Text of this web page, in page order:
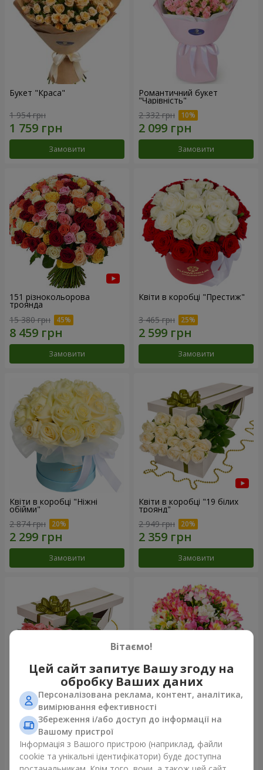
Букет "Краса"
1 954 грн
Замовити
Романтичний букет
"Чарівність"
2 332 грн
Замовити
151 різнокольорова
троянда
15 380 грн
Замовити
Квіти в коробці "Престиж"
3 465 грн
Замовити
Квіти в коробці "Ніжні
обійми"
2 874 грн
Замовити
Квіти в коробці "19 білих
троянд"
2 949 грн
Замовити
Квіти в коробці "15 рожевих
троянд"
2 540 грн
Замовити
Букет "Казка для двох!"
Замовити
Вітаємо!
Цей сайт запитує Вашу згоду на
обробку Ваших даних
Персоналізована реклама, контент, аналітика,
вимірювання ефективності
Збереження і/або доступ до інформації на
Вашому пристрої
Інформація з Вашого пристрою (наприклад, файли
cookie та унікальні ідентифікатори) буде доступна